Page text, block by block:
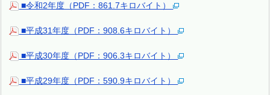
■令和2年度（PDF：861.7キロバイト）
■平成31年度（PDF：908.6キロバイト）
■平成30年度（PDF：906.3キロバイト）
■平成29年度（PDF：590.9キロバイト）